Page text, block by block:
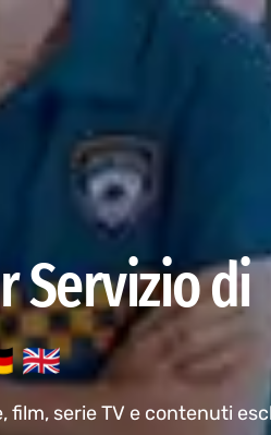
Servizio di
film, serie TV e contenuti